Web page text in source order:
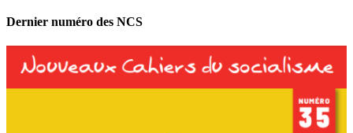
Dernier numéro des NCS